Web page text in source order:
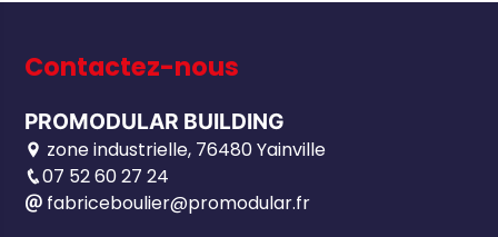
Contactez-nous
PROMODULAR BUILDING
zone industrielle, 76480 Yainville
07 52 60 27 24
fabriceboulier@promodular.fr